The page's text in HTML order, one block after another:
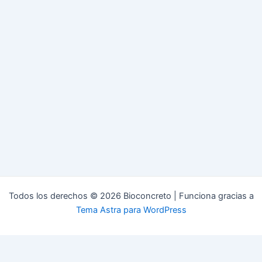
Todos los derechos © 2026 Bioconcreto | Funciona gracias a
Tema Astra para WordPress